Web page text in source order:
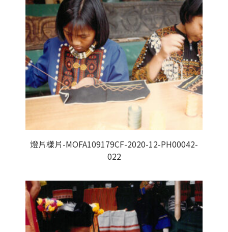
燈片樣片-MOFA109179CF-2020-12-PH00042-
022